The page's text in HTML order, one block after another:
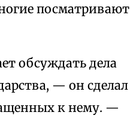
посматривают
обсуждать дела
— он сделал
к нему. —